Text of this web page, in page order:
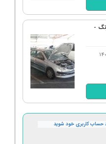
رنگ -
حساب کاربری خود شوید